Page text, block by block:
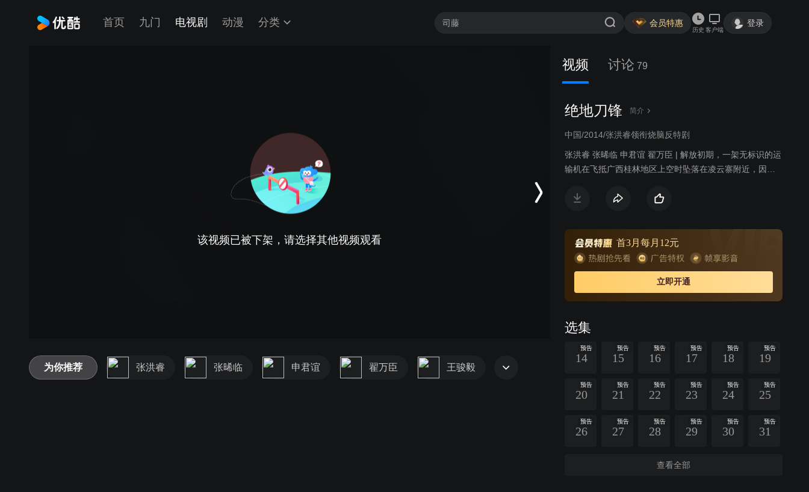
首页 九门 电视剧 动漫 分类 会员特惠
历史 客户端
登录
该视频已被下架，请选择其他视频观看
视频 讨论 79
绝地刀锋 简介
中国/2014/张洪睿领衔烧脑反特剧
张洪睿 张晞临 申君谊 翟万臣 | 解放初期，一架无标识的运
输机在飞抵广西桂林地区上空时坠落在凌云寨附近，因机
西师副团长廖志刚与政委项少军负责调查该事件。凌云寨
斗。而身为共产党的人的廖志刚得到了当地百姓的大力协
助，最终找到并破译了绝密文件，遏制了国民党残余势力
的阴谋，铲除了土匪帮派的势力，赢得了苗疆圣女杨阿英
首3月每月12元
立即开通
选集
预告
14
预告
15
预告
16
预告
17
预告
18
预告
19
预告
20
预告
21
预告
22
预告
23
预告
24
预告
25
预告
26
预告
27
预告
28
预告
29
预告
30
预告
31
查看全部
为你推荐 张洪睿 张晞临 申君谊 翟万臣 王骏毅